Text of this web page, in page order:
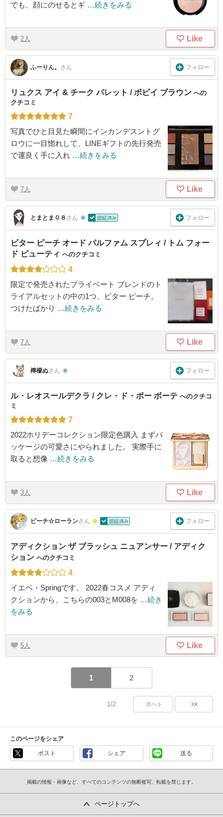
でも、顔にのせるとギ …続きをみる
2 Like
ふーりん。 さん フォロー
リュクス アイ & チーク パレット / ボビイ ブラウン への
クチコミ
7
写真でひと目見た瞬間にインカンデスントグ
ロウに一目惚れして、LINEギフトの先行発売
で運良く手に入れ …続きをみる
7 Like
とまとま０８ さん フォロー
ビター ピーチ オード パルファム スプレィ / トム フォー
ド ビューティ へのクチコミ
4
限定で発売されたプライベート ブレンドのト
ライアルセットの中の1つ、ビター ピーチ。
つけたばかり …続きをみる
7 Like
檸檬ぬさん フォロー
ル・レオスールデクラ / クレ・ド・ポー ボーテ へのクチコ
ミ
7
2022ホリデーコレクション限定色購入 まずパ
ッケージの可愛さにやられました。 実際手に
取ると想像 …続きをみる
3 Like
ピーチ☆ローランさん フォロー
アディクション ザ ブラッシュ ニュアンサー / アディク
ション へのクチコミ
4
イエベ・Springです。 2022春コスメ アディ
クションから、こちらの003とM008を …続き
をみる
5 Like
1 2
1/2 次へ
このページをシェア
ポスト シェア 送る
掲載の情報・画像など、すべてのコンテンツの無断複写、転載を禁じます。
ページトップへ